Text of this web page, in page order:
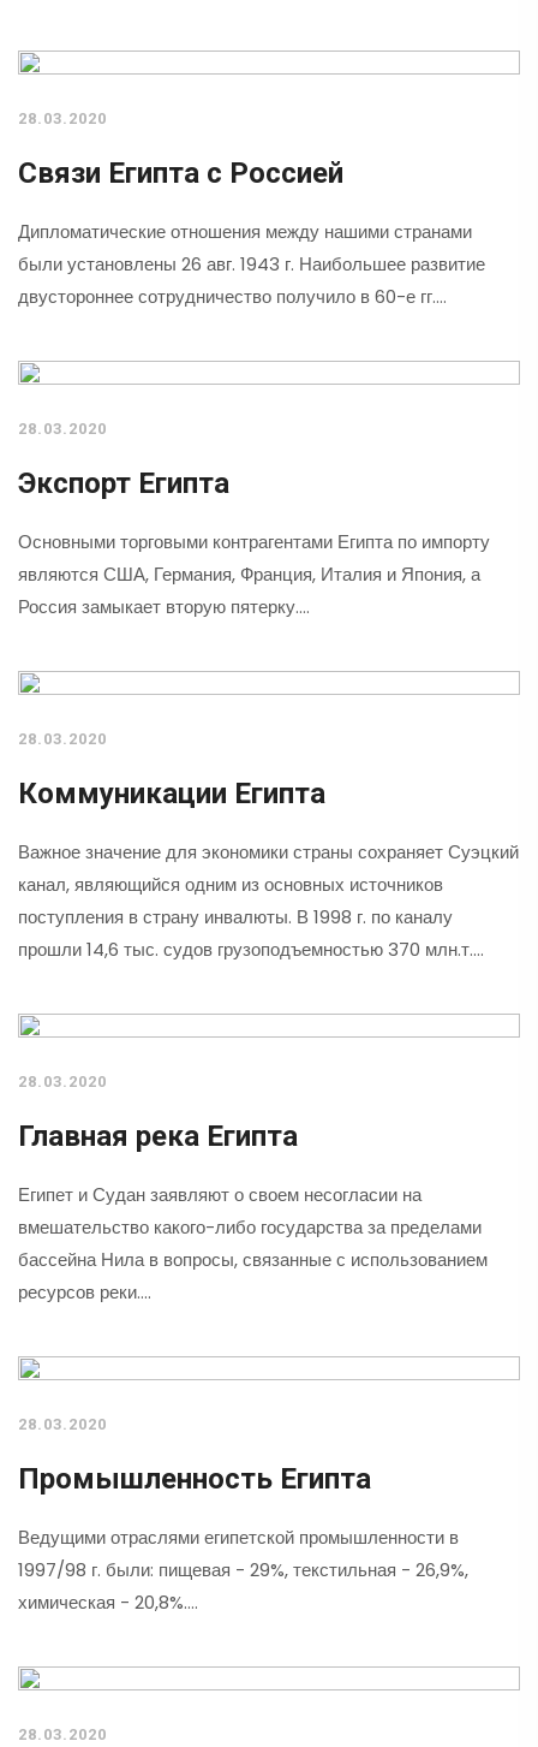
28.03.2020
Связи Египта с Россией
Дипломатические отношения между нашими странами
были установлены 26 авг. 1943 г. Наибольшее развитие
двустороннее сотрудничество получило в 60-е гг.…
28.03.2020
Экспорт Египта
Основными торговыми контрагентами Египта по импорту
являются США, Германия, Франция, Италия и Япония, а
Россия замыкает вторую пятерку.…
28.03.2020
Коммуникации Египта
Важное значение для экономики страны сохраняет Суэцкий
канал, являющийся одним из основных источников
поступления в страну инвалюты. В 1998 г. по каналу
прошли 14,6 тыс. судов грузоподъемностью 370 млн.т.…
28.03.2020
Главная река Египта
Египет и Судан заявляют о своем несогласии на
вмешательство какого-либо государства за пределами
бассейна Нила в вопросы, связанные с использованием
ресурсов реки.…
28.03.2020
Промышленность Египта
Ведущими отраслями египетской промышленности в
1997/98 г. были: пищевая - 29%, текстильная - 26,9%,
химическая - 20,8%.…
28.03.2020